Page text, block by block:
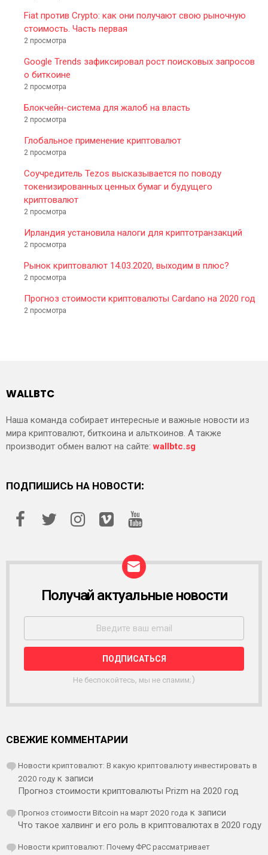
Fiat против Crypto: как они получают свою рыночную
стоимость. Часть первая
2 просмотра
Google Trends зафиксировал рост поисковых запросов
о биткоине
2 просмотра
Блокчейн-система для жалоб на власть
2 просмотра
Глобальное применение криптовалют
2 просмотра
Соучредитель Tezos высказывается по поводу
токенизированных ценных бумаг и будущего
криптовалют
2 просмотра
Ирландия установила налоги для криптотранзакций
2 просмотра
Рынок криптовалют 14.03.2020, выходим в плюс?
2 просмотра
Прогноз стоимости криптовалюты Cardano на 2020 год
2 просмотра
WALLBTC
Наша команда собирает интересные и важные новости из
мира криптовалют, биткоина и альткоинов. А также
производит обмен валют на сайте:wallbtc.sg
ПОДПИШИСЬ НА НОВОСТИ:
С
Ы
Л
К
Получай актуальные новости
Не беспокойтесь, мы не спамим;)
СВЕЖИЕ КОММЕНТАРИИ
Новости криптовалют: В какую криптовалюту инвестировать в
2020 году к записи
Прогноз стоимости криптовалюты Prizm на 2020 год
Прогноз стоимости Bitcoin на март 2020 года к записи
Что такое халвинг и его роль в криптовалютах в 2020 году
Новости криптовалют: Почему ФРС рассматривает